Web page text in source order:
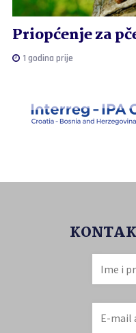
Priopćenje za
1 godina prije